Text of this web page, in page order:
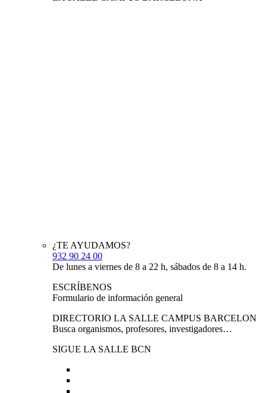
¿TE AYUDAMOS?
932 90 24 00
De lunes a viernes de 8 a 22 h, sábados de 8 a 14 h.
ESCRÍBENOS
Formulario de información general
DIRECTORIO LA SALLE CAMPUS
Busca organismos, profesores, investigadores…
SIGUE LA SALLE BCN